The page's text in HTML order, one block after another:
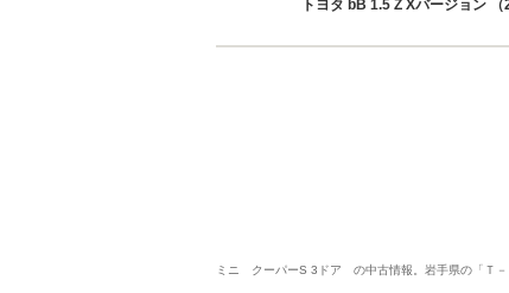
トヨタ bB 1.5 Z Xバージョン （
ミニ クーパーS 3ドア の中古情報。岩手県の「Ｔ－